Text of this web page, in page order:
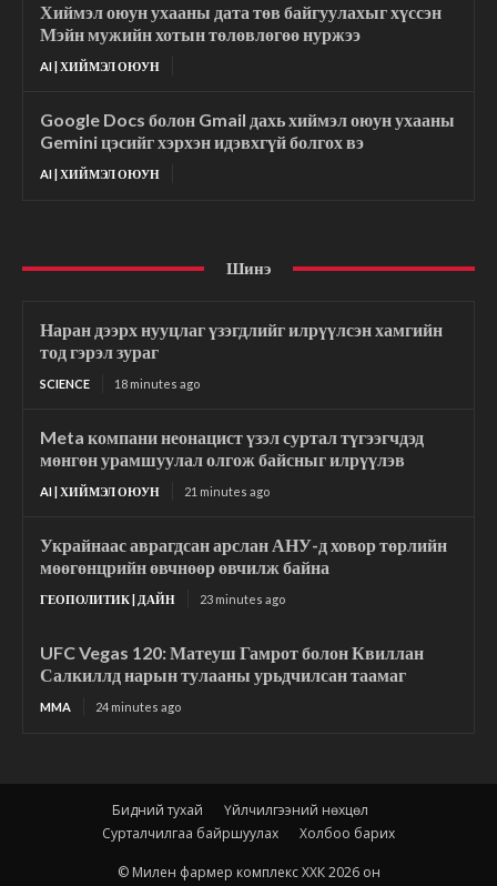
Хиймэл оюун ухааны дата төв байгуулахыг хүссэн
Мэйн мужийн хотын төлөвлөгөө нуржээ
AI | ХИЙМЭЛ ОЮУН
Google Docs болон Gmail дахь хиймэл оюун ухааны
Gemini цэсийг хэрхэн идэвхгүй болгох вэ
AI | ХИЙМЭЛ ОЮУН
Шинэ
Наран дээрх нууцлаг үзэгдлийг илрүүлсэн хамгийн
тод гэрэл зураг
SCIENCE 18 minutes ago
Meta компани неонацист үзэл суртал түгээгчдэд
мөнгөн урамшуулал олгож байсныг илрүүлэв
AI | ХИЙМЭЛ ОЮУН 21 minutes ago
Украйнаас аврагдсан арслан АНУ-д ховор төрлийн
мөөгөнцрийн өвчнөөр өвчилж байна
ГЕОПОЛИТИК | ДАЙН 23 minutes ago
UFC Vegas 120: Матеуш Гамрот болон Квиллан
Салкиллд нарын тулааны урьдчилсан таамаг
MMA 24 minutes ago
Бидний тухай
Үйлчилгээний нөхцөл
Сурталчилгаа байршуулах
Холбоо барих
© Милен фармер комплекс ХХК 2026 он